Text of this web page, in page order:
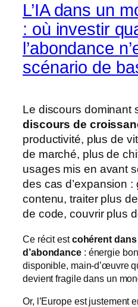
L’IA dans un
: où investir
l’abondance
scénario de
Le discours dominant
discours de
productivité, plus de
de marché, plus de
usages mis en avant
des cas d’expansion :
contenu, traiter plus
de code, couvrir plus
Ce récit estcohérent
d’abondance : énergie
disponible, main-d’œuvre
devient fragile dans un
Or, l’Europe est justement